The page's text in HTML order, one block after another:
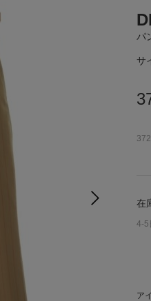
パ
サ
372
在
4-5
ア